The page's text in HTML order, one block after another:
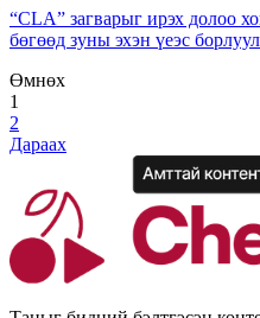
“CLA” загварыг ирэх долоо
бөгөөд зуны эхэн үеэс
Өмнөх
1
2
Дараах